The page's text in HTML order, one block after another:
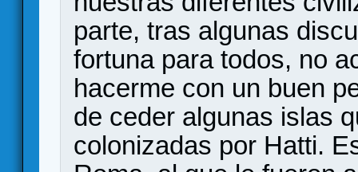
parte, tras algunas
fortuna para todos, no
hacerme con un buen
de ceder algunas islas
colonizadas por Hatti.